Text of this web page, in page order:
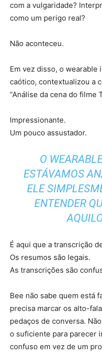
com a vulgaridade?
como um perigo real?
Não aconteceu.
Em vez disso, o
caótico, contextualizou a
“Análise da cena do filme
Impressionante.
Um pouco assustador.
O
ESTÁVAMOS
ELE
ENTENDER
É aqui que a transcrição
Os resumos são legais.
As transcrições são
Bee não sabe quem está
precisa marcar os alto-
pedaços de conversa.
o suficiente para parecer
confuso em vez de um